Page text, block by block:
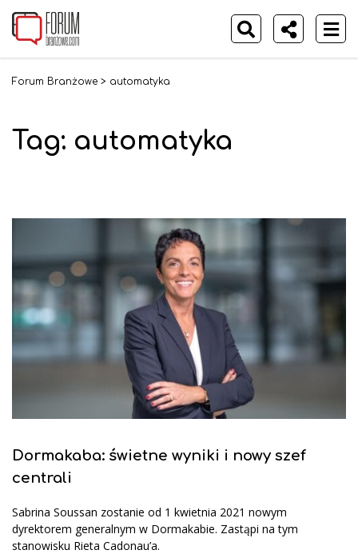
Forum Branżowe > automatyka
Tag: automatyka
Dormakaba: świetne wyniki i nowy szef
centrali
Sabrina Soussan zostanie od 1 kwietnia 2021 nowym
dyrektorem generalnym w Dormakabie. Zastąpi na tym
stanowisku Rieta Cadonau’a.